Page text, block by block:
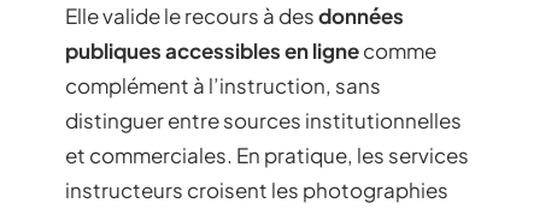
Elle valide le recours à desdonnées
publiques accessibles en lignecomme
complément à l’instruction, sans
distinguer entre sources institutionnelles
et commerciales. En pratique, les services
instructeurs croisent les photographies